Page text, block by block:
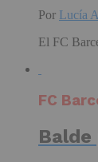
Por Lucía
El FC
FC